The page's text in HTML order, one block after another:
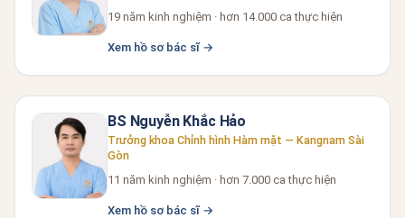
19 năm kinh nghiệm · hơn 14.000 ca thực hiện
Xem hồ sơ bác sĩ →
BS Nguyễn Khắc Hảo
Trưởng khoa Chỉnh hình Hàm mặt — Kangnam Sài
Gòn
11 năm kinh nghiệm · hơn 7.000 ca thực hiện
Xem hồ sơ bác sĩ →